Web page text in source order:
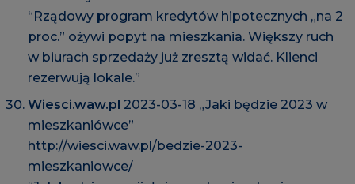
“Rządowy program kredytów hipotecznych „na 2
proc.” ożywi popyt na mieszkania. Większy ruch
w biurach sprzedaży już zresztą widać. Klienci
rezerwują lokale.”
Wiesci.waw.pl 2023-03-18 „Jaki będzie 2023 w
mieszkaniówce”
http://wiesci.waw.pl/bedzie-2023-
mieszkaniowce/